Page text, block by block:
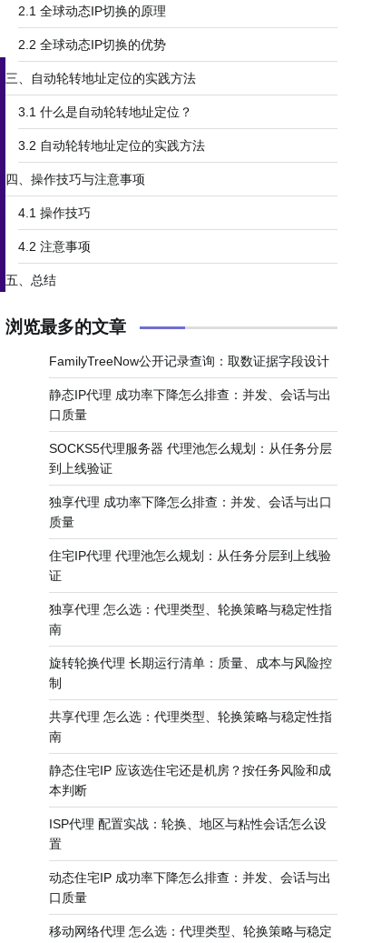
2.1 全球动态IP切换的原理
2.2 全球动态IP切换的优势
三、自动轮转地址定位的实践方法
3.1 什么是自动轮转地址定位？
3.2 自动轮转地址定位的实践方法
四、操作技巧与注意事项
4.1 操作技巧
4.2 注意事项
五、总结
浏览最多的文章
FamilyTreeNow公开记录查询：取数证据字段设计
静态IP代理 成功率下降怎么排查：并发、会话与出
口质量
SOCKS5代理服务器 代理池怎么规划：从任务分层
到上线验证
独享代理 成功率下降怎么排查：并发、会话与出口
质量
住宅IP代理 代理池怎么规划：从任务分层到上线验
证
独享代理 怎么选：代理类型、轮换策略与稳定性指
南
旋转轮换代理 长期运行清单：质量、成本与风险控
制
共享代理 怎么选：代理类型、轮换策略与稳定性指
南
静态住宅IP 应该选住宅还是机房？按任务风险和成
本判断
ISP代理 配置实战：轮换、地区与粘性会话怎么设
置
动态住宅IP 成功率下降怎么排查：并发、会话与出
口质量
移动网络代理 怎么选：代理类型、轮换策略与稳定